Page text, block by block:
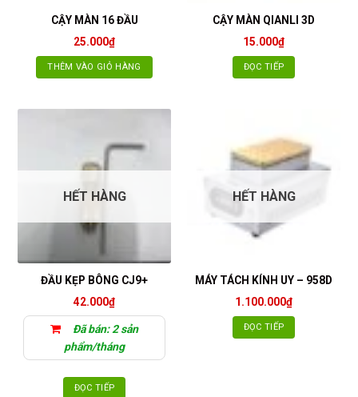
CẬY MÀN 16 ĐẦU
25.000₫
THÊM VÀO GIỎ HÀNG
CẬY MÀN QIANLI 3D
15.000₫
ĐỌC TIẾP
HẾT HÀNG
ĐẦU KẸP BÔNG CJ9+
42.000₫
Đã bán: 2 sản
phẩm/tháng
ĐỌC TIẾP
HẾT HÀNG
MÁY TÁCH KÍNH UY – 958D
1.100.000₫
ĐỌC TIẾP